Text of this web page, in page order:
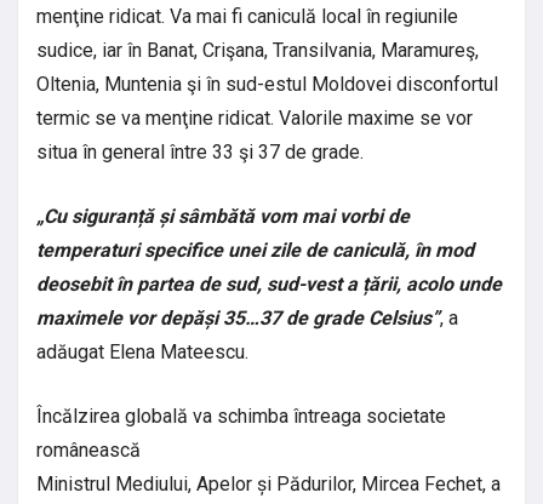
menţine ridicat. Va mai fi caniculă local în regiunile
sudice, iar în Banat, Crişana, Transilvania, Maramureş,
Oltenia, Muntenia şi în sud-estul Moldovei disconfortul
termic se va menţine ridicat. Valorile maxime se vor
situa în general între 33 şi 37 de grade.
„Cu siguranță și sâmbătă vom mai vorbi de
temperaturi specifice unei zile de caniculă, în mod
deosebit în partea de sud, sud-vest a țării, acolo unde
maximele vor depăși 35…37 de grade Celsius”, a
adăugat Elena Mateescu.
Încălzirea globală va schimba întreaga societate
românească
Ministrul Mediului, Apelor și Pădurilor, Mircea Fechet, a